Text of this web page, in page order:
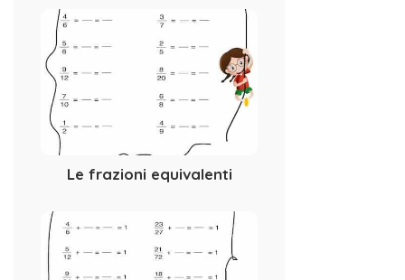
Le frazioni equivalenti